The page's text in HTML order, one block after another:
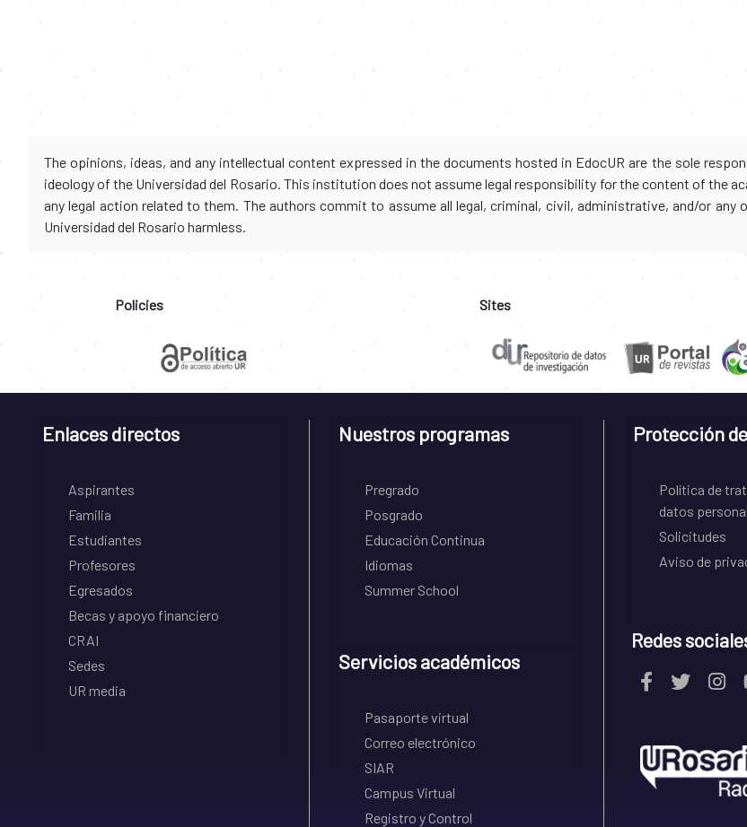
The opinions, ideas, and any intellectual content expressed in the documents hosted in EdocUR are the sole
ideology of the Universidad del Rosario. This institution does not assume legal responsibility for the content of the
any legal action related to them. The authors commit to assume all legal, criminal, civil, administrative, and/or
Universidad del Rosario harmless.
Policies Sites
Enlaces directos
Aspirantes
Familia
Estudiantes
Profesores
Egresados
Becas y apoyo financiero
CRAI
Sedes
UR media
Nuestros programas
Pregrado
Posgrado
Educación Continua
Idiomas
Summer School
Servicios académicos
Pasaporte virtual
Correo electrónico
SIAR
Campus Virtual
Registro y Control
Protección
Política de
datos
Solicitudes
Aviso de
Redes